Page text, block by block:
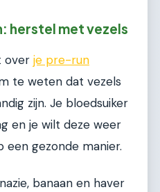
herstel met vezels
over je pre-run
te weten dat vezels
zijn. Je bloedsuiker
en je wilt deze weer
een gezonde manier.
banaan en haver